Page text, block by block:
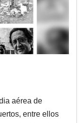
aérea de
entre ellos